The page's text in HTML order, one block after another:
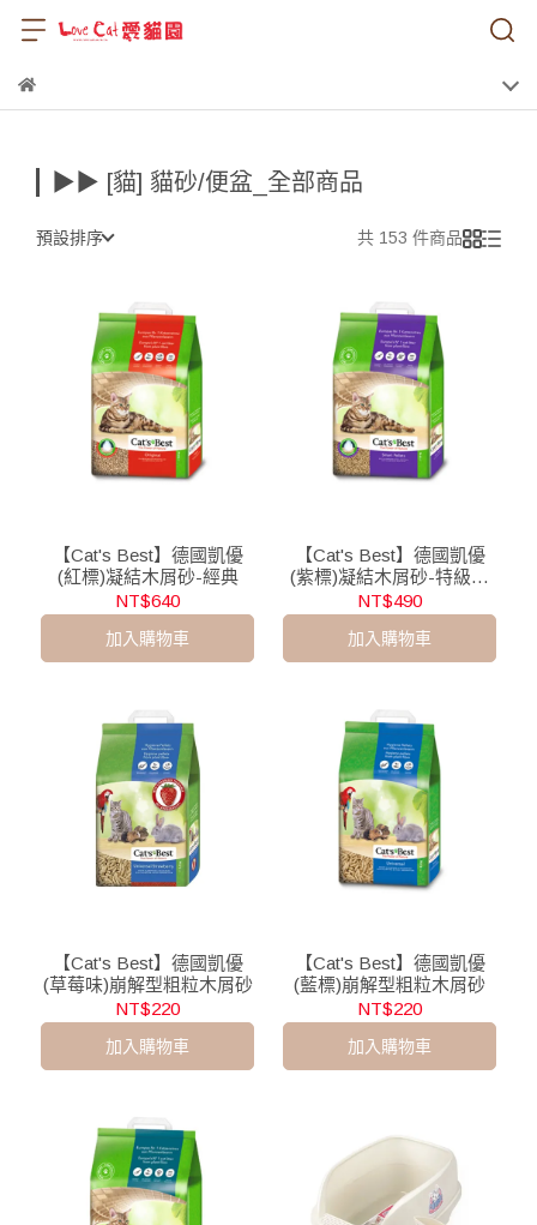
▶▶ [貓] 貓砂/便盆_全部商品
預設排序 共 153 件商品
【Cat's Best】德國凱優
(紅標)凝結木屑砂-經典
NT$640
加入購物車
【Cat's Best】德國凱優
(紫標)凝結木屑砂-特級無
塵
NT$490
加入購物車
【Cat's Best】德國凱優
(草莓味)崩解型粗粒木屑砂
NT$220
加入購物車
【Cat's Best】德國凱優
(藍標)崩解型粗粒木屑砂
NT$220
加入購物車